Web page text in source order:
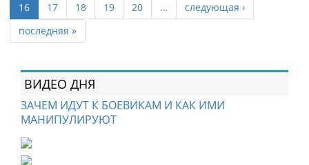
16
17 18 19 20 …
следующая ›
последняя »
ВИДЕО ДНЯ
ЗАЧЕМ ИДУТ К БОЕВИКАМ И КАК ИМИ
МАНИПУЛИРУЮТ